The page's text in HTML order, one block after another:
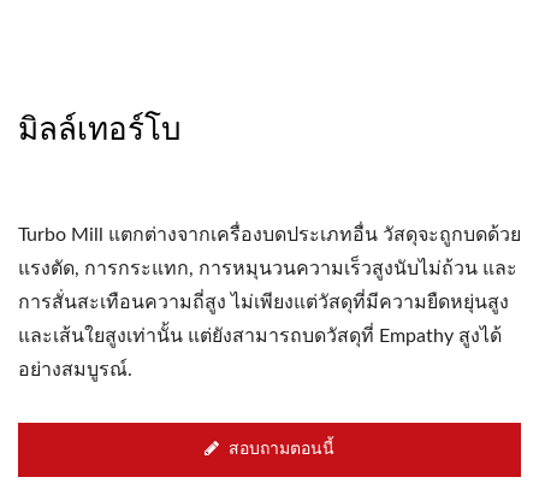
มิลล์เทอร์โบ
Turbo Mill แตกต่างจากเครื่องบดประเภทอื่น วัสดุจะถูกบดด้วย
แรงตัด, การกระแทก, การหมุนวนความเร็วสูงนับไม่ถ้วน และ
การสั่นสะเทือนความถี่สูง ไม่เพียงแต่วัสดุที่มีความยืดหยุ่นสูง
และเส้นใยสูงเท่านั้น แต่ยังสามารถบดวัสดุที่ Empathy สูงได้
อย่างสมบูรณ์.
สอบถามตอนนี้